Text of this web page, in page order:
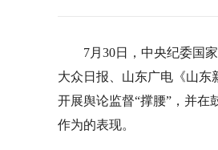
7月30日，中央纪委国
大众日报、山东广电《山东
开展舆论监督“撑腰”，并
作为的表现。